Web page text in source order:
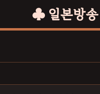
♣ 일본방